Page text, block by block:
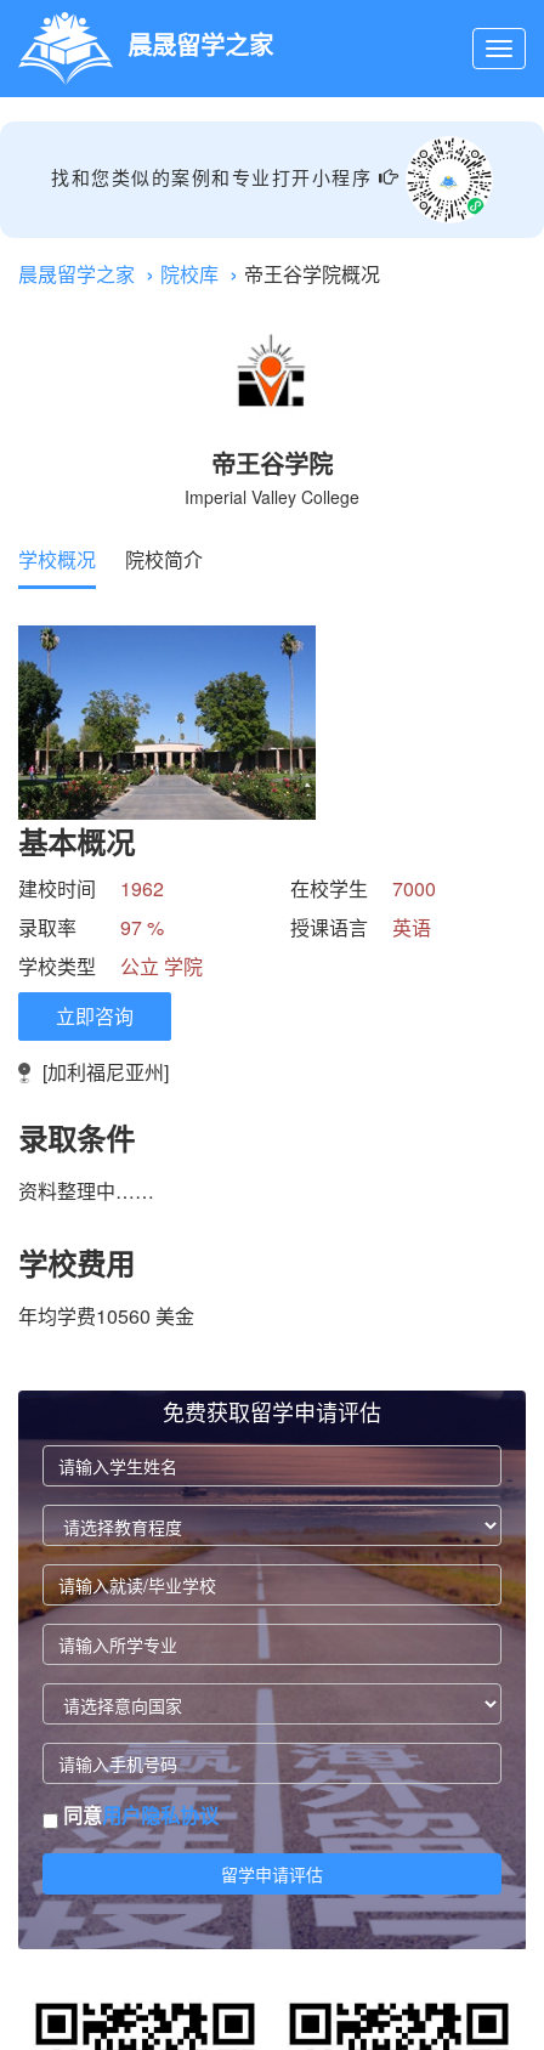
晨晟留学之家
找和您类似的案例和专业打开小程序
晨晟留学之家 院校库 帝王谷学院概况
帝王谷学院
Imperial Valley College
学校概况 院校简介
基本概况
建校时间 1962 在校学生
7000
录取率
97 % 授课语言
英语
学校类型
公立 学院
立即咨询
[加利福尼亚州]
录取条件
资料整理中……
学校费用
年均学费10560 美金
免费获取留学申请评估
同意用户隐私协议
留学申请评估